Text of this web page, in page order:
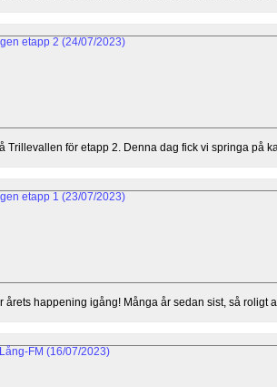
Trillevallen för etapp 2. Denna dag fick vi springa på
årets happening igång! Många år sedan sist, så roligt